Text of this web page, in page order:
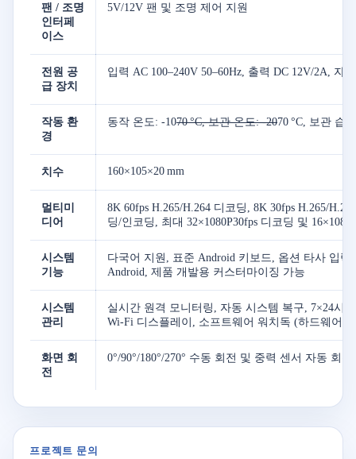
팬 / 조명
인터페
이스
5V/12V 팬 및 조명 제어 지원
전원 공
급 장치
입력 AC 100–240V 50–60Hz, 출력 DC 12V/2A, 자
작동 환
경
동작 온도: -1070 °C, 보관 온도: -2070 °C, 보관 습
치수 160×105×20 mm
멀티미
디어
8K 60fps H.265/H.264 디코딩, 8K 30fps H.265/
딩/인코딩, 최대 32×1080P30fps 디코딩 및
시스템
기능
다국어 지원, 표준 Android 키보드, 옵션 타사 입
Android, 제품 개발용 커스터마이징 가능
시스템
관리
실시간 원격 모니터링, 자동 시스템 복구, 7×24시
Wi-Fi 디스플레이, 소프트웨어 워치독 (하드웨어
화면 회
전
0°/90°/180°/270° 수동 회전 및 중력 센서 자동 회
프로젝트 문의